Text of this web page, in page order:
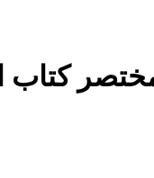
کتاب